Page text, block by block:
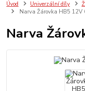
Úvod Univerzální díly
Narva Žárovka HB5 12V
Narva